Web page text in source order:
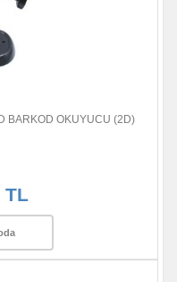
BARKOD OKUYUCU (2D)
TL